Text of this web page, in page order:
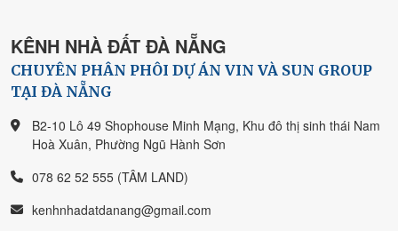
KÊNH NHÀ ĐẤT ĐÀ NẴNG
CHUYÊN PHÂN PHÔI DỰ ÁN VIN VÀ SUN GROUP
TẠI ĐÀ NẴNG
B2-10 Lô 49 Shophouse Minh Mạng, Khu đô thị sinh thái Nam
Hoà Xuân, Phường Ngũ Hành Sơn
078 62 52 555 (TÂM LAND)
kenhnhadatdanang@gmail.com